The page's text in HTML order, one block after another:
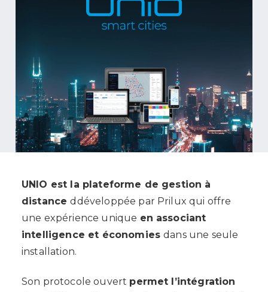
UNIO est la plateforme de gestion à
distanceddéveloppée par Prilux qui offre
une expérience unique en associant
intelligence et économiesdans une seule
installation.
Son protocole ouvert permet l’intégration